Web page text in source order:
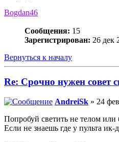
Bogdan46
Сообщения: 15
Зарегистрирован: 26 дек
Вернуться к началу
Re: Срочно нужен совет
AndreiSk » 24
Попробуй светить не телом или
Если не знаешь где у пульта